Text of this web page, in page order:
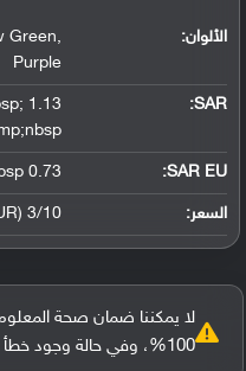
الألوان:
Green,
Purple
SAR
:
SAR EU:
0.73 W/kg (head) &amp;nbsp; &amp;nbsp;
السعر: 3/10 (About 120 EUR)
لا يمكننا ضمان صحة
100%، وفي حالة وجود خطأ يُرجى